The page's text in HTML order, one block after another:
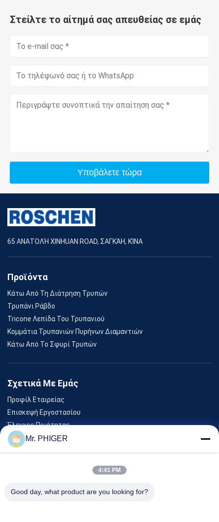
Στείλτε το αίτημά σας απευθείας σε εμάς
Υποβάλετε τώρα
65 ΑΝΑΤΟΛΉ XINHUAN ROAD, ΣΑΓΚΆΗ, ΚΊΝΑ
Προϊόντα
Κάτω Από Τη Διάτρηση Τρυπών
Τρυπάνι Ράβδο
Tricone Λεπίδα Του Τρυπανιού
Κομμάτια Τρυπανιών Πυρήνων Διαμαντιών
Κάτω Από Το Σφυρί Τρυπών
Σχετικά Με Εμάς
Προφίλ Εταιρείας
Επισκεψή Εργοστασίου
Έλεγχος Ποιότητας
Sitemap
Εκδηλώσεις
Mr. PHIGER
4:41 PM
Good day, what product are you looking for?